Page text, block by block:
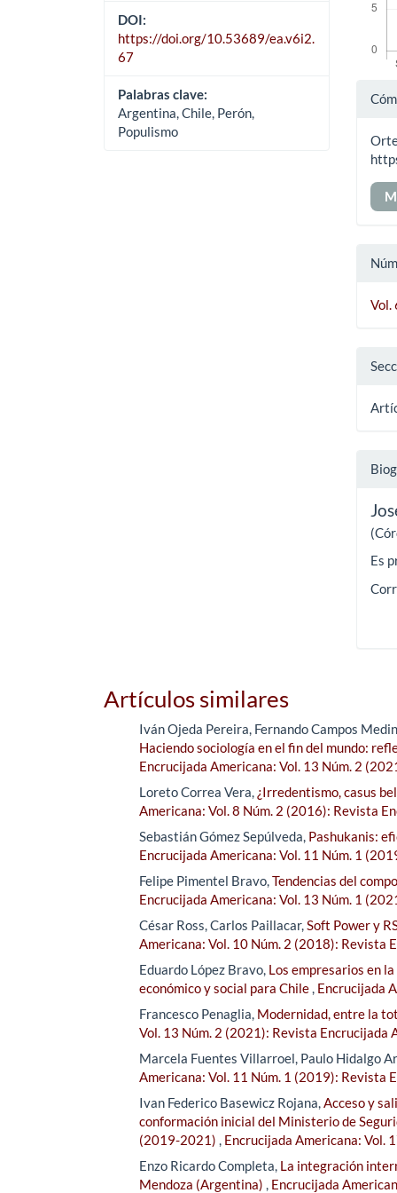
DOI:
https://doi.org/10.53689/ea.v6i2.
67
Palabras clave:
Argentina, Chile, Perón,
Populismo
Vol.
Es
Artículos similares
Iván Ojeda Pereira, Fernando Campos
Haciendo sociología en el fin del mundo:
Encrucijada Americana: Vol. 13 Núm. 2
Loreto Correa Vera, ¿Irredentismo, casus
Americana: Vol. 8 Núm. 2 (2016): Revista
Sebastián Gómez Sepúlveda, Pashukanis:
Encrucijada Americana: Vol. 11 Núm. 1
Felipe Pimentel Bravo,Tendencias del
Encrucijada Americana: Vol. 13 Núm. 1
César Ross, Carlos Paillacar,Soft Power y
Americana: Vol. 10 Núm. 2 (2018): Revista
Eduardo López Bravo, Los empresarios en
económico y social para Chile, Encrucijada
Francesco Penaglia, Modernidad, entre la
Vol. 13 Núm. 2 (2021): Revista Encrucijada
Marcela Fuentes Villarroel, Paulo Hidalgo
Americana: Vol. 11 Núm. 1 (2019): Revista
Ivan Federico Basewicz Rojana,Acceso y
conformación inicial del Ministerio de
(2019-2021) , Encrucijada Americana: Vol.
Enzo Ricardo Completa, La integración
Mendoza (Argentina) , Encrucijada